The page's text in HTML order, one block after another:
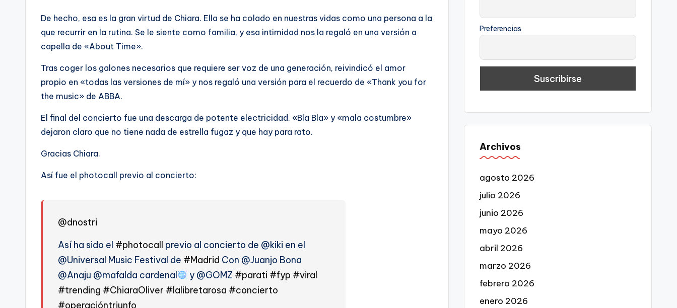
De hecho, esa es la gran virtud de Chiara. Ella se ha colado en nuestras vidas como una persona a la
que recurrir en la rutina. Se le siente como familia, y esa intimidad nos la regaló en una versión a
capella de «About Time».
Tras coger los galones necesarios que requiere ser voz de una generación, reivindicó el amor
propio en «todas las versiones de mí» y nos regaló una versión para el recuerdo de «Thank you for
the music» de ABBA.
El final del concierto fue una descarga de potente electricidad. «Bla Bla» y «mala costumbre»
dejaron claro que no tiene nada de estrella fugaz y que hay para rato.
Gracias Chiara.
Así fue el photocall previo al concierto:
@dnostri
Así ha sido el #photocall previo al concierto de @kiki en el
@Universal Music Festival de #Madrid Con @Juanjo Bona
@Anaju @mafalda cardenal
y @GOMZ #parati #fyp #viral
#trending #ChiaraOliver #lalibretarosa #concierto
#operacióntriunfo
Preferencias
Archivos
agosto 2026
julio 2026
junio 2026
mayo 2026
abril 2026
marzo 2026
febrero 2026
enero 2026